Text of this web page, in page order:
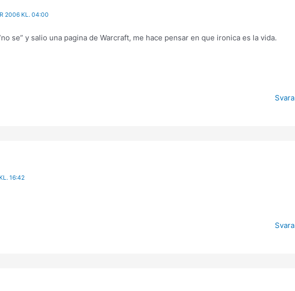
2006 KL. 04:00
se” y salio una pagina de Warcraft, me hace pensar en que ironica es la vida.
Svara
16:42
Svara